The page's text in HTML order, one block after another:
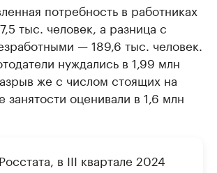
потребность в работниках
тыс. человек, а разница с
— 189,6 тыс. человек.
нуждались в 1,99 млн
же с числом стоящих на
занятости оценивали в 1,6 млн
в III квартале 2024